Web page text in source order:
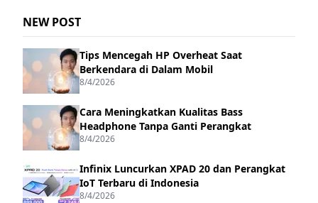
NEW POST
Tips Mencegah HP Overheat Saat
Berkendara di Dalam Mobil
8/4/2026
Cara Meningkatkan Kualitas Bass
Headphone Tanpa Ganti Perangkat
8/4/2026
Infinix Luncurkan XPAD 20 dan Perangkat
IoT Terbaru di Indonesia
8/4/2026